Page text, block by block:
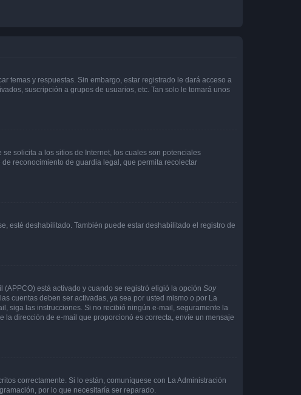
temas y respuestas. Sin embargo, estar registrado le dará acceso a
suscripción a grupos de usuarios, etc. Tan solo le tomará unos
solicita a los sitios de Internet, los cuales son potenciales
reconocimiento de guardia legal, que permita recolectar
esté deshabilitado. También puede estar deshabilitado el registro de
está activado y cuando se registró eligió la opción Soy
cuentas deben ser activadas, ya sea por usted mismo o por La
siga las instrucciones. Si no recibió ningún e-mail, seguramente la
dirección de e-mail que proporcionó es correcta, envíe un mensaje
correctamente. Si lo están, comuníquese con La Administración
por lo que necesitaría ser reparado.